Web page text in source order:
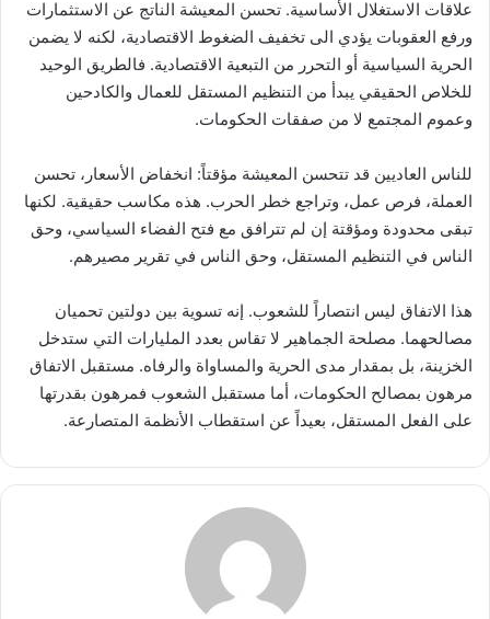
علاقات الاستغلال الأساسية. تحسن المعيشة الناتج عن الاستثمارات
ورفع العقوبات يؤدي الى تخفيف الضغوط الاقتصادية، لكنه لا يضمن
الحرية السياسية أو التحرر من التبعية الاقتصادية. فالطريق الوحيد
للخلاص الحقيقي يبدأ من التنظيم المستقل للعمال والكادحين
وعموم المجتمع لا من صفقات الحكومات.
للناس العاديين قد تتحسن المعيشة مؤقتاً: انخفاض الأسعار، تحسن
العملة، فرص عمل، وتراجع خطر الحرب. هذه مكاسب حقيقية. لكنها
تبقى محدودة ومؤقتة إن لم تترافق مع فتح الفضاء السياسي، وحق
الناس في التنظيم المستقل، وحق الناس في تقرير مصيرهم.
هذا الاتفاق ليس انتصاراً للشعوب. إنه تسوية بين دولتين تحميان
مصالحهما. مصلحة الجماهير لا تقاس بعدد المليارات التي ستدخل
الخزينة، بل بمقدار مدى الحرية والمساواة والرفاه. مستقبل الاتفاق
مرهون بمصالح الحكومات، أما مستقبل الشعوب فمرهون بقدرتها
على الفعل المستقل، بعيداً عن استقطاب الأنظمة المتصارعة.